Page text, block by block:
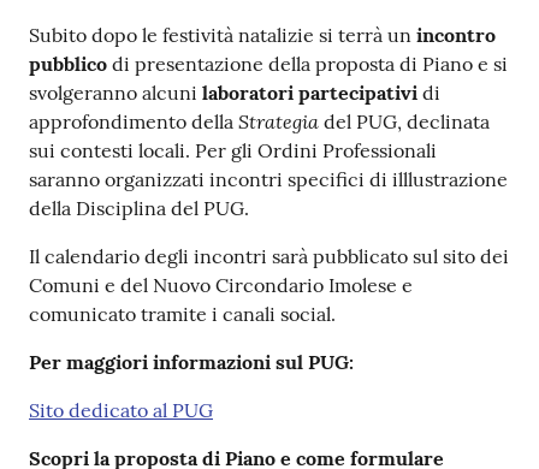
Subito dopo le festività natalizie si terrà un incontro
pubblico di presentazione della proposta di Piano e si
svolgeranno alcuni laboratori partecipativi di
approfondimento della Strategia del PUG, declinata
sui contesti locali. Per gli Ordini Professionali
saranno organizzati incontri specifici di illlustrazione
della Disciplina del PUG.
Il calendario degli incontri sarà pubblicato sul sito dei
Comuni e del Nuovo Circondario Imolese e
comunicato tramite i canali social.
Per maggiori informazioni sul PUG:
Sito dedicato al PUG
Scopri la proposta di Piano e come formulare